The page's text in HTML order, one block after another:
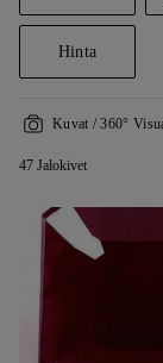
Hinta
Kuvat / 360°
47 Jalokivet